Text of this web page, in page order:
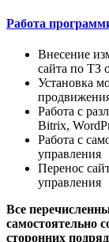
Работа
Внесение
сайта по ТЗ
Установка
Работа с
Bitrix,
Работа с
управления
Перенос
управления
Все
самостоятельно
сторонних